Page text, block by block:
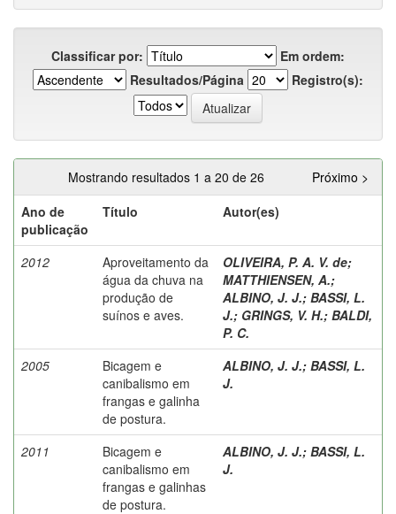
Classificar por:
Em ordem:
Resultados/Página
Registro(s):
Mostrando resultados 1 a 20 de 26
Próximo >
Ano de
publicação
Título Autor(es)
2012
Aproveitamento da
água da chuva na
produção de
suínos e aves.
OLIVEIRA, P. A. V. de;
MATTHIENSEN, A.;
ALBINO, J. J.; BASSI, L.
J.; GRINGS, V. H.; BALDI,
P. C.
2005
Bicagem e
canibalismo em
frangas e galinha
de postura.
ALBINO, J. J.; BASSI, L.
J.
2011
Bicagem e
canibalismo em
frangas e galinhas
de postura.
ALBINO, J. J.; BASSI, L.
J.